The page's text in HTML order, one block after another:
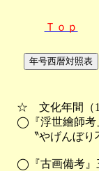
Ｔｏｐ
☆　文化年間（
◯『浮世繪師考
〝やげんぼり
◯『古画備考』